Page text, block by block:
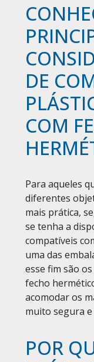
DE
COM
Para aqueles
diferentes
mais prática,
se tenha a
compatíveis
uma das
esse fim são
fecho
acomodar os
muito segura
POR